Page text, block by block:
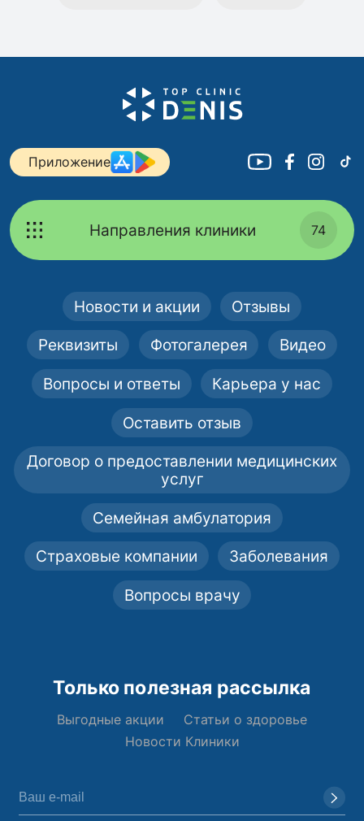
Приложение
Направления клиники 74
Новости и акции Отзывы
Реквизиты Фотогалерея Видео
Вопросы и ответы Карьера у нас
Оставить отзыв
Договор о предоставлении медицинских
услуг
Семейная амбулатория
Страховые компании Заболевания
Вопросы врачу
Только полезная рассылка
Выгодные акции
Статьи о здоровье
Новости Клиники